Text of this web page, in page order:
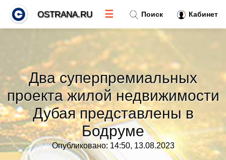
Два суперпремиальных
проекта жилой недвижимости
Дубая представлены в
Бодруме
Опубликовано: 14:50, 13.08.2023
Поиск Кабинет
OSTRANA.RU ☰
Тренды новостей »
Рубрики»
Правила»